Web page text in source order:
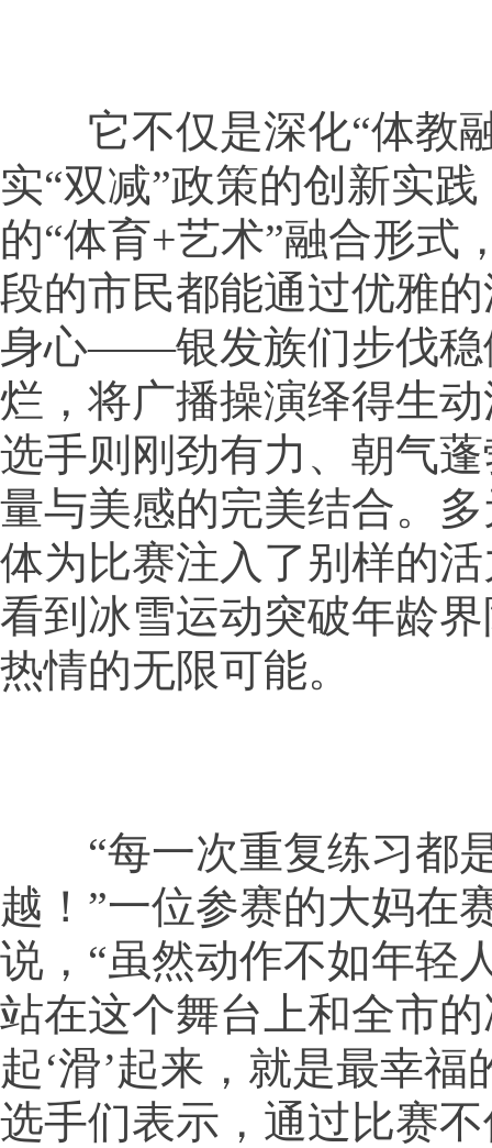
它不仅是深化“体教
实“双减”政策的创新实
的“体育+艺术”融合形式
段的市民都能通过优雅
身心——银发族们步伐稳
烂，将广播操演绎得生
选手则刚劲有力、朝气
量与美感的完美结合。
体为比赛注入了别样的
看到冰雪运动突破年龄
热情的无限可能。
“每一次重复练习都
越！”一位参赛的大妈在
说，“虽然动作不如年轻
站在这个舞台上和全市
起‘滑’起来，就是最幸福
选手们表示，通过比赛